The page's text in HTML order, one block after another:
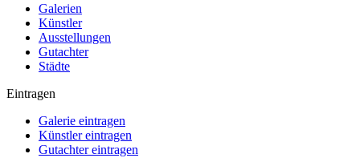
Galerien
Künstler
Ausstellungen
Gutachter
Städte
Eintragen
Galerie eintragen
Künstler eintragen
Gutachter eintragen